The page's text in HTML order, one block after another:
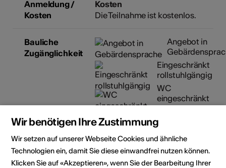
Anmeldung /
Kosten
Kosten
Die Teilnahme ist kostenlos.
Bauliche
Zugänglichkeit
Angebot in
Eingeschränkt
rollstuhlgängig
WC
eingeschränkt
rollstuhlgängig
Parkplatz
rollstuhlgängig
Details zur baulichen
Wir benötigen Ihre Zustimmung
Wir setzen auf unserer Webseite Cookies und ähnliche
Technologien ein, damit Sie diese einwandfrei nutzen können.
Klicken Sie auf «Akzeptieren», wenn Sie der Bearbeitung Ihrer